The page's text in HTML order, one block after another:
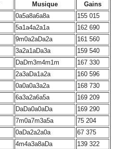
Musique
Gains
0a5a8a6a8a
155 015
5a1a4a2a1a
162 690
9m0a2aDa2a
161 560
3a2a1aDa3a
159 540
DaDm3m4m1m
167 330
2a3aDa1a2a
160 596
0a0a0a3a2a
168 730
6a3a2a6a5a
169 209
DaDa0a0aDa
169 290
7m0a7m3a5a
75 204
0aDa2a2a0a
67 375
4m4a3a8aDa
139 322